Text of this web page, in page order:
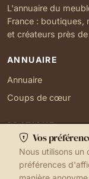
L'annuaire du
France : boutiques,
et créateurs près
ANNUAIRE
Annuaire
Coups de cœur
PRATIQUE
Ma localisation
Gérer mes cookies
Vos
Nous utilisons un
préférences